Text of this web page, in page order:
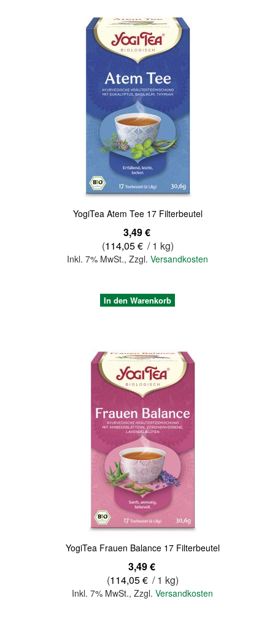
YogiTea Atem Tee 17 Filterbeutel
3,49 €
(114,05 € / 1 kg)
Inkl. 7% MwSt., Zzgl. Versandkosten
In den Warenkorb
YogiTea Frauen Balance 17 Filterbeutel
3,49 €
(114,05 € / 1 kg)
Inkl. 7% MwSt.,Zzgl.Versandkosten